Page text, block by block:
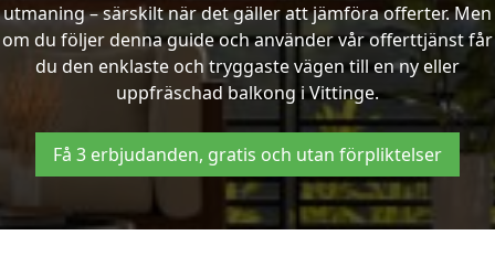
utmaning – särskilt när det gäller att jämföra offerter. Men
om du följer denna guide och använder vår offerttjänst får
du den enklaste och tryggaste vägen till en ny eller
uppfräschad balkong i Vittinge.
Få 3 erbjudanden, gratis och utan förpliktelser